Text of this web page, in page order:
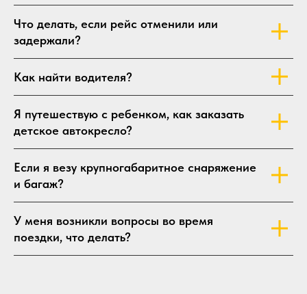
Что делать, если рейс отменили или
задержали?
Как найти водителя?
Я путешествую с ребенком, как заказать
детское автокресло?
Если я везу крупногабаритное снаряжение
и багаж?
У меня возникли вопросы во время
поездки, что делать?